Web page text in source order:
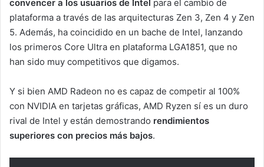
convencer a los usuarios de Intel para el cambio de
plataforma a través de las arquitecturas Zen 3, Zen 4 y Zen
5. Además, ha coincidido en un bache de Intel, lanzando
los primeros Core Ultra en plataforma LGA1851, que no
han sido muy competitivos que digamos.
Y si bien AMD Radeon no es capaz de competir al 100%
con NVIDIA en tarjetas gráficas, AMD Ryzen sí es un duro
rival de Intel y están demostrando rendimientos
superiores con precios más bajos.